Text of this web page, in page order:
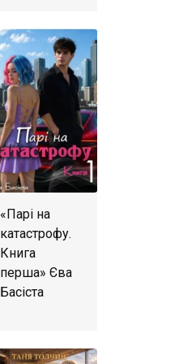
«Парі на
катастрофу.
Книга
перша» Єва
Басіста